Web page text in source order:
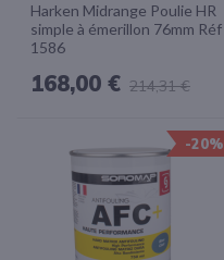
Harken Midrange Poulie HR
simple à émerillon 76mm Réf
1586
168,00 € 214,31 €
-20%